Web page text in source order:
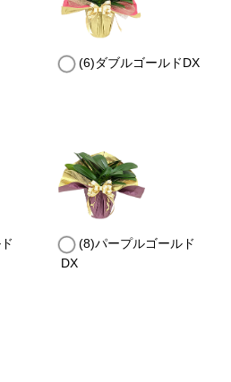
(6)ダブルゴールドDX
(8)パープルゴールド
DX